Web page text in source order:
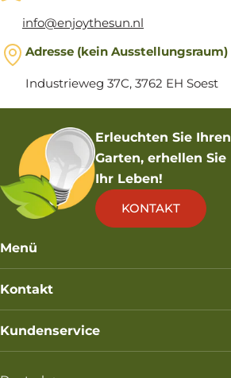
info@enjoythesun.nl
Adresse (kein Ausstellungsraum)
Industrieweg 37C, 3762 EH Soest
Erleuchten Sie Ihren
Garten, erhellen Sie
Ihr Leben!
KONTAKT
Menü
Kontakt
Kundenservice